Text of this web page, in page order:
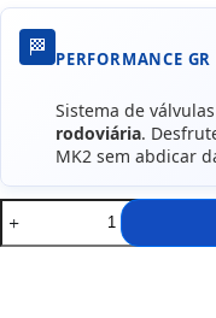
🏁 PERFORMANCE
Sistema de
rodoviária.
MK2 sem abdicar
Quantidade
de
Panela